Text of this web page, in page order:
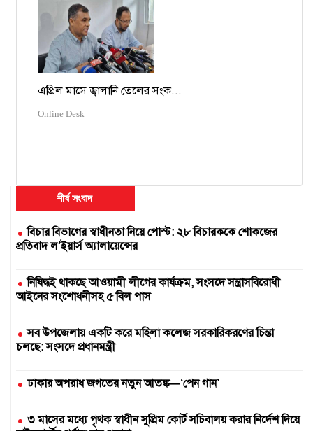
এপ্রিল মাসে জ্বালানি তেলের সংক...
Online Desk
শীর্ষ সংবাদ
বিচার বিভাগের স্বাধীনতা নিয়ে পোস্ট: ২৮ বিচারককে শোকজের
প্রতিবাদ ল’ইয়ার্স অ্যালায়েন্সের
নিষিদ্ধই থাকছে আওয়ামী লীগের কার্যক্রম, সংসদে সন্ত্রাসবিরোধী
আইনের সংশোধনীসহ ৫ বিল পাস
সব উপজেলায় একটি করে মহিলা কলেজ সরকারিকরণের চিন্তা
চলছে: সংসদে প্রধানমন্ত্রী
ঢাকার অপরাধ জগতের নতুন আতঙ্ক—‘পেন গান’
৩ মাসের মধ্যে পৃথক স্বাধীন সুপ্রিম কোর্ট সচিবালয় করার নির্দেশ দিয়ে